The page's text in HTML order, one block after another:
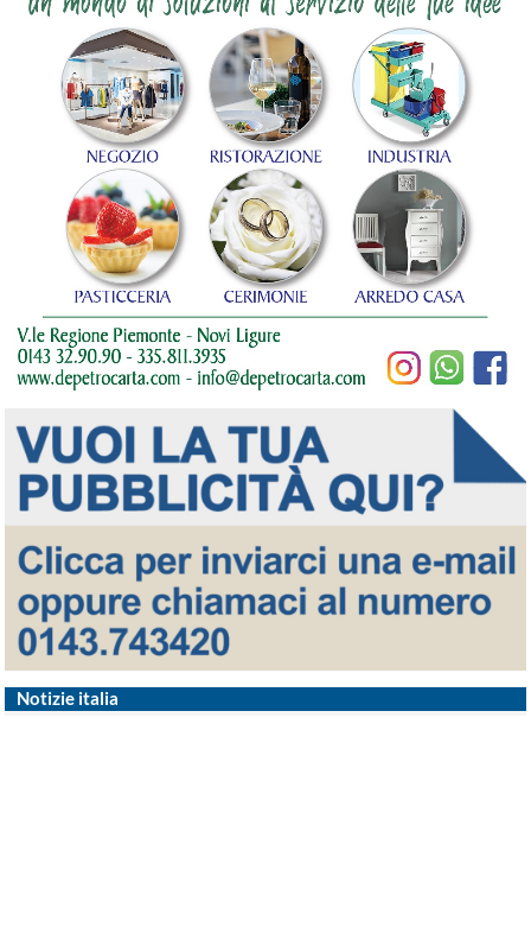
Notizie italia